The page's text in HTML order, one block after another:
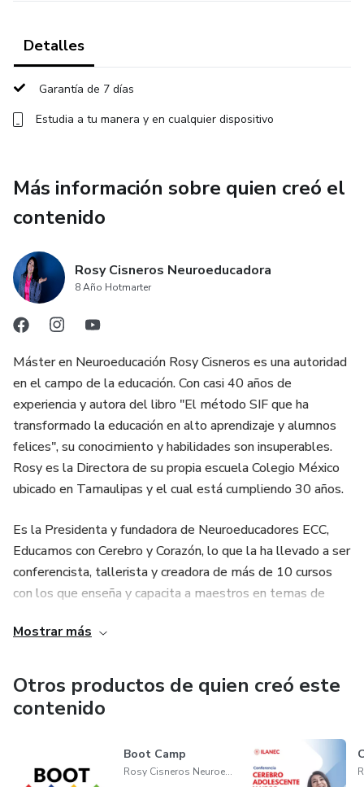
Detalles
Garantía de 7 días
Estudia a tu manera y en cualquier dispositivo
Más información sobre quien creó el
contenido
Rosy Cisneros Neuroeducadora
8 Año Hotmarter
Máster en Neuroeducación Rosy Cisneros es una autoridad
en el campo de la educación. Con casi 40 años de
experiencia y autora del libro "El método SIF que ha
transformado la educación en alto aprendizaje y alumnos
felices", su conocimiento y habilidades son insuperables.
Rosy es la Directora de su propia escuela Colegio México
ubicado en Tamaulipas y el cual está cumpliendo 30 años.
Es la Presidenta y fundadora de Neuroeducadores ECC,
Educamos con Cerebro y Corazón, lo que la ha llevado a ser
conferencista, tallerista y creadora de más de 10 cursos
con los que enseña y capacita a maestros en temas de
Neuroeducadores y Neurodidáctica.
Ha recibido varios doctorados honoris causa por parte del
Honorable Consejo Mundial de Educación y el Consejo
Iberoamericano para la Calidad Educativa, así como
múltiples reconocimientos a lo largo de su carrera. Es
instructora Certificada por SEP CONOCER y STPS como
agente capacitador externo
Mostrar más
Otros productos de quien creó este
contenido
Boot Camp
Rosy Cisneros Neuroeducadora